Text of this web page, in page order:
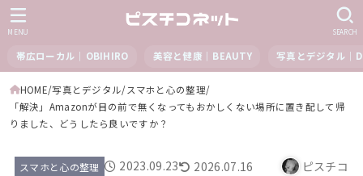
帯広ローカル｜OBIHIRO 美容と健康｜BEAUTY 写真とデジタル｜
SEARCH
MENU
HOME 写真とデジタル スマホと心の整理
「解決」Amazonが目の前で無くなってもおかしくない場所に置き配して帰
りました、どうしたら良いですか？
スマホと心の整理 2023.09.23 2026.07.16 ピスチコ